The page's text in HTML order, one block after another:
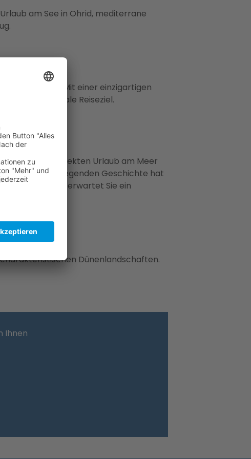
am See in Ohrid, mediterrane
Mit einer einzigartigen
Ohrid das ideale Reiseziel.
was einen perfekten Urlaub am Meer
mit der aufregenden Geschichte hat
fliegen, erwartet Sie ein
Dünenlandschaften.
Ihnen